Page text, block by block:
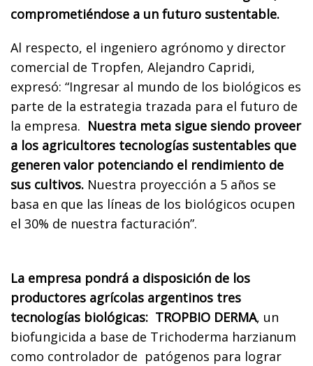
comprometiéndose a un futuro sustentable.
Al respecto, el ingeniero agrónomo y director
comercial de Tropfen, Alejandro Capridi,
expresó: “Ingresar al mundo de los biológicos es
parte de la estrategia trazada para el futuro de
la empresa. Nuestra meta sigue siendo proveer
a los agricultores tecnologías sustentables que
generen valor potenciando el rendimiento de
sus cultivos. Nuestra proyección a 5 años se
basa en que las líneas de los biológicos ocupen
el 30% de nuestra facturación”.
La empresa pondrá a disposición de los
productores agrícolas argentinos tres
tecnologías biológicas: TROPBIO DERMA, un
biofungicida a base de Trichoderma harzianum
como controlador de patógenos para lograr